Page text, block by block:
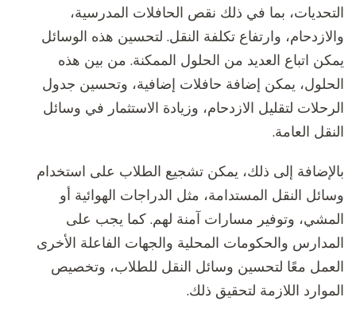
التحديات، بما في ذلك نقص الحافلات المدرسية،
والازدحام، وارتفاع تكلفة النقل. لتحسين هذه الوسائل
يمكن اتباع العديد من الحلول الممكنة. من بين هذه
الحلول، يمكن إضافة حافلات إضافية، وتحسين جدول
الرحلات لتقليل الازدحام، وزيادة الاستثمار في وسائل
النقل العامة.
بالإضافة إلى ذلك، يمكن تشجيع الطلاب على استخدام
وسائل النقل المستدامة، مثل الدراجات الهوائية أو
المشي، وتوفير مسارات آمنة لهم. كما يجب على
المدارس والحكومات المحلية والجهات الفاعلة الأخرى
العمل معًا لتحسين وسائل النقل للطلاب، وتخصيص
الموارد اللازمة لتحقيق ذلك.